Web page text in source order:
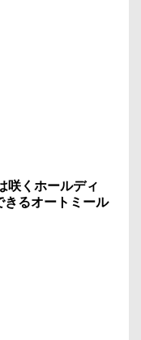
咲くホールディ
るオートミール